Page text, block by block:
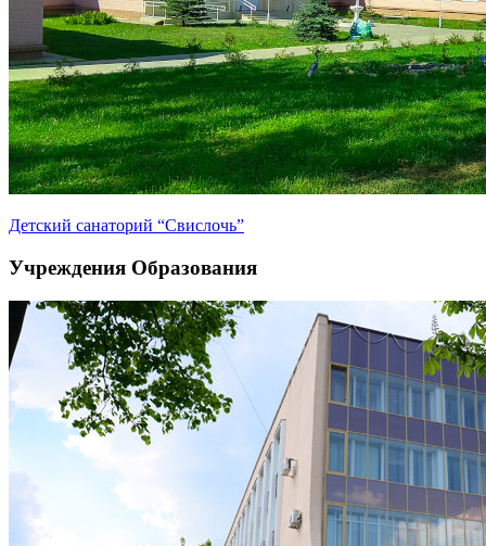
Детский санаторий “Свислочь”
Учреждения Образования